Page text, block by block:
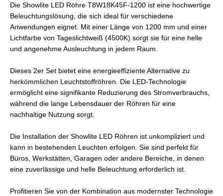
Die Showlite LED Röhre T8W18K45F-1200 ist eine hochwertige
Beleuchtungslösung, die sich ideal für verschiedene
Anwendungen eignet. Mit einer Länge von 1200 mm und einer
Lichtfarbe von Tageslichtweiß (4500K) sorgt sie für eine helle
und angenehme Ausleuchtung in jedem Raum.
Dieses 2er Set bietet eine energieeffiziente Alternative zu
herkömmlichen Leuchtstoffröhren. Die LED-Technologie
ermöglicht eine signifikante Reduzierung des Stromverbrauchs,
während die lange Lebensdauer der Röhren für eine
nachhaltige Nutzung sorgt.
Die Installation der Showlite LED Röhren ist unkompliziert und
kann in bestehenden Leuchten erfolgen. Sie sind perfekt für
Büros, Werkstätten, Garagen oder andere Bereiche, in denen
eine zuverlässige und helle Beleuchtung erforderlich ist.
Profitieren Sie von der Kombination aus modernster Technologie